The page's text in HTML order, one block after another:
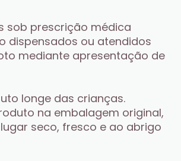
sob prescrição médica
dispensados ou atendidos
mediante apresentação de
longe das crianças.
na embalagem original,
seco, fresco e ao abrigo